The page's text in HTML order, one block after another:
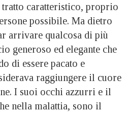
tratto caratteristico, proprio
possibile. Ma dietro
arrivare qualcosa di più
generoso ed elegante che
di essere pacato e
raggiungere il cuore
I suoi occhi azzurri e il
nella malattia, sono il